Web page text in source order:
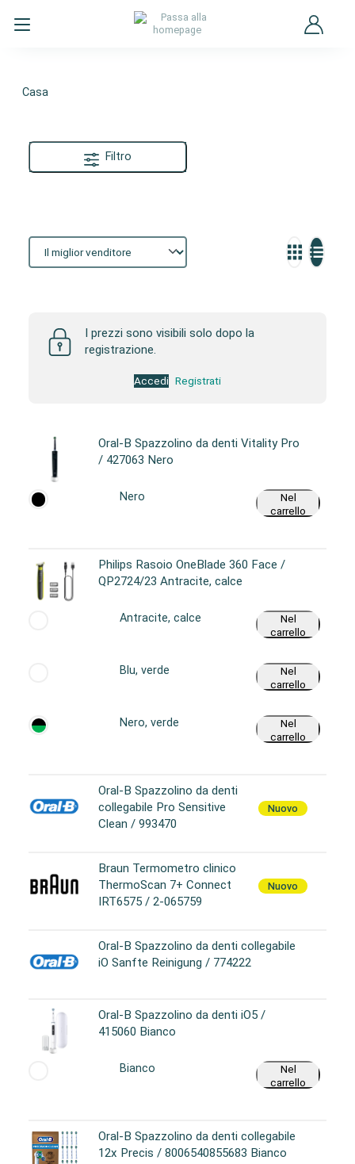
Casa
Filtro
I prezzi sono visibili solo dopo la
registrazione.
Accedi Registrati
Oral-B Spazzolino da denti Vitality Pro
/ 427063 Nero
Nero
Nel
carrello
Philips Rasoio OneBlade 360 Face /
QP2724/23 Antracite, calce
Antracite, calce
Nel
carrello
Blu, verde
Nel
carrello
Nero, verde
Nel
carrello
Oral-B Spazzolino da denti
collegabile Pro Sensitive
Clean / 993470
Nuovo
Braun Termometro clinico
ThermoScan 7+ Connect
IRT6575 / 2-065759
Nuovo
Oral-B Spazzolino da denti collegabile
iO Sanfte Reinigung / 774222
Oral-B Spazzolino da denti iO5 /
415060 Bianco
Bianco
Nel
carrello
Oral-B Spazzolino da denti collegabile
12x Precis / 8006540855683 Bianco